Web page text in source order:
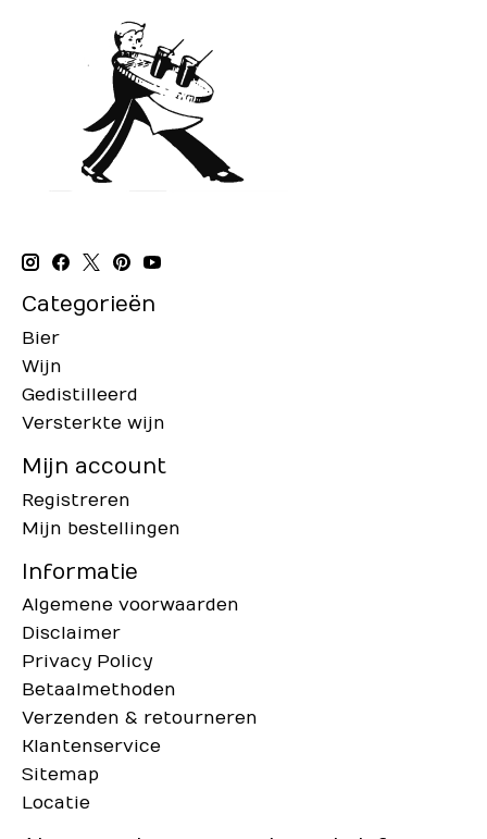
Categorieën
Bier
Wijn
Gedistilleerd
Versterkte wijn
Mijn account
Registreren
Mijn bestellingen
Informatie
Algemene voorwaarden
Disclaimer
Privacy Policy
Betaalmethoden
Verzenden & retourneren
Klantenservice
Sitemap
Locatie